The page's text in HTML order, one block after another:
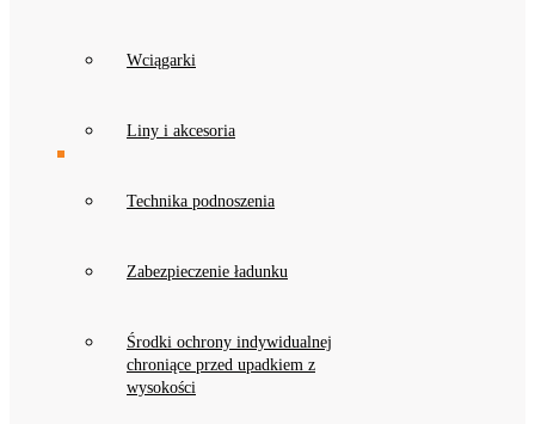
Wciągarki
Liny i akcesoria
Technika podnoszenia
Zabezpieczenie ładunku
Środki ochrony indywidualnej
chroniące przed upadkiem z
wysokości